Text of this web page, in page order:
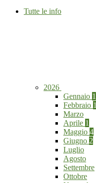
Tutte le info
2026
Gennaio 1
Febbraio 1
Marzo
Aprile 1
Maggio 4
Giugno 2
Luglio
Agosto
Settembre
Ottobre